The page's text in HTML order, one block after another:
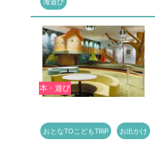
本・遊び
おとなTOこどもTRiP お出かけ